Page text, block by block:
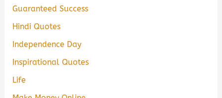
Guaranteed Success
Hindi Quotes
Independence Day
Inspirational Quotes
Life